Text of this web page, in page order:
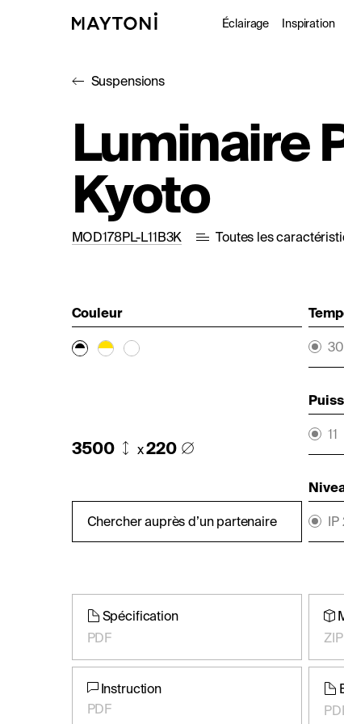
Éclairage
Extérieur
Inspiration
Suspensions
Luminaire
Kyoto
MOD178PL-L11B3K Toutes les
Couleur
3500 x220
Chercher auprès d’un partenaire
11
IP
Spécification
PDF
ZIP
Instruction
PDF